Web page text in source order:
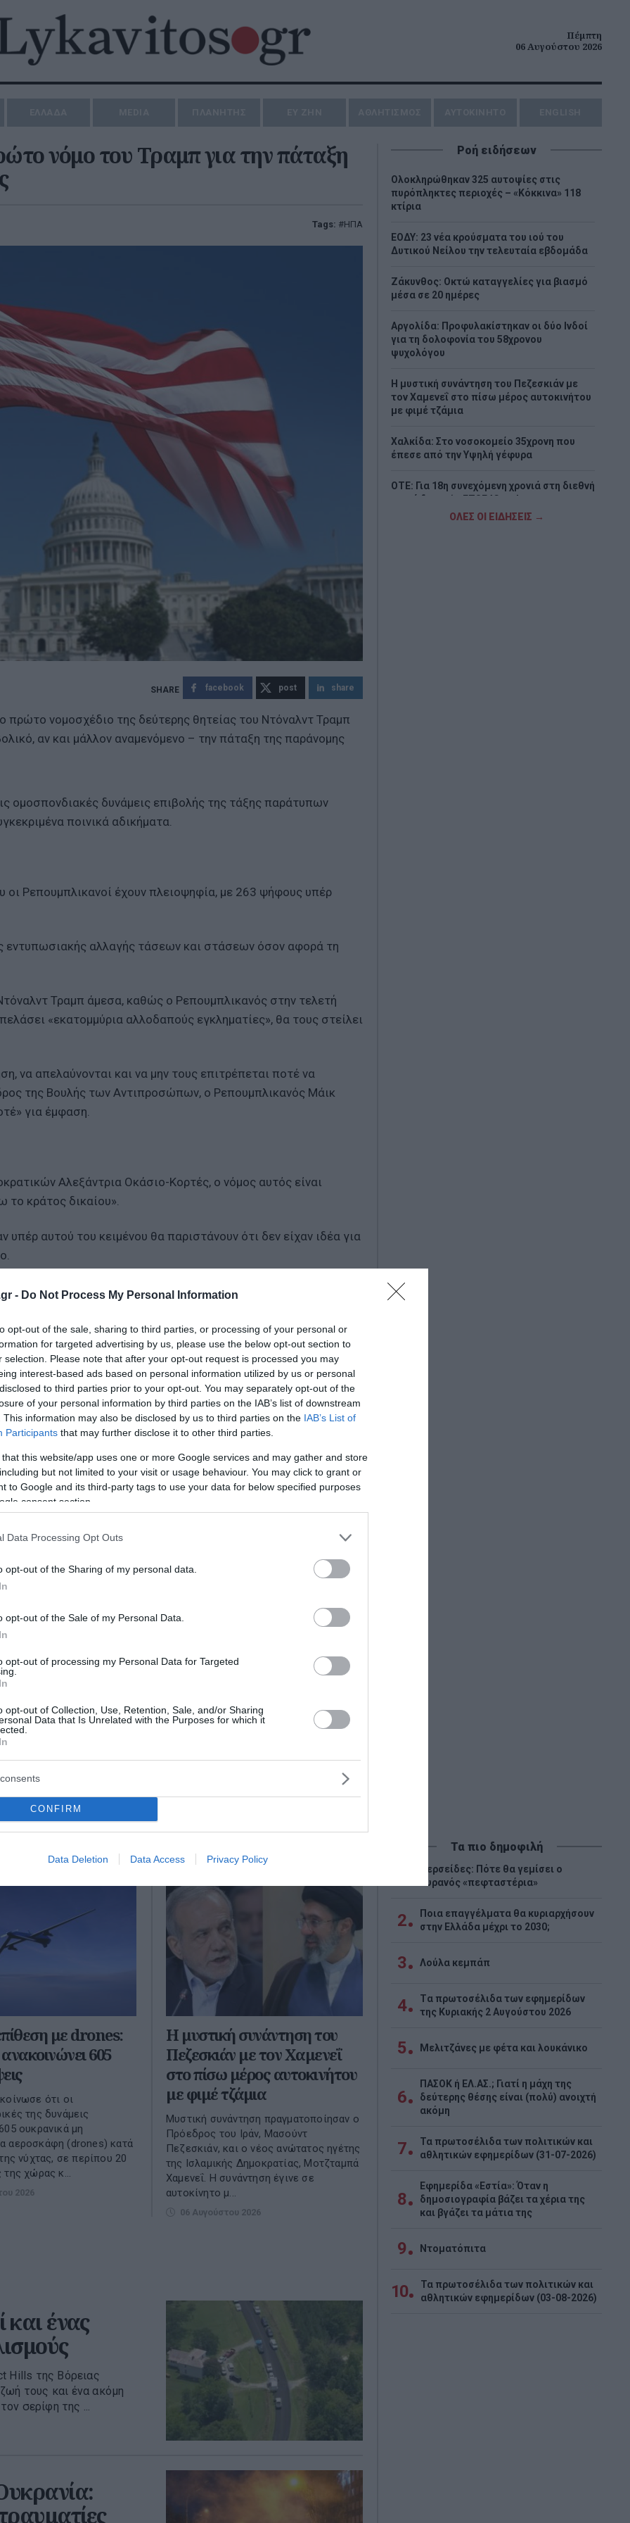
- Do Not Process My Personal Information
opt-out of the sale, sharing to third parties, or processing of your personal or
for targeted advertising by us, please use the below opt-out section to
selection. Please note that after your opt-out request is processed you may
interest-based ads based on personal information utilized by us or personal
to third parties prior to your opt-out. You may separately opt-out of the
of your personal information by third parties on the IAB’s list of downstream
This information may also be disclosed by us to third parties on the IAB’s List of
Participants that may further disclose it to other third parties.
that this website/app uses one or more Google services and may gather and store
but not limited to your visit or usage behaviour. You may click to grant or
to Google and its third-party tags to use your data for below specified purposes
consent section.
Data Processing Opt Outs
opt-out of the Sharing of my personal data.
opt-out of the Sale of my Personal Data.
opt-out of processing my Personal Data for Targeted
opt-out of Collection, Use, Retention, Sale, and/or Sharing
Data that Is Unrelated with the Purposes for which it
CONFIRM
Data Deletion Data Access Privacy Policy
Πέμπτη
06 Αυγούστου 2026
νόμο του Τραμπ για την πάταξη
Tags: ΗΠΑ
facebook post share
πρώτο νομοσχέδιο της δεύτερης θητείας του Ντόναλντ Τραμπ
αν και μάλλον αναμενόμενο – την πάταξη της παράνομης
ομοσπονδιακές δυνάμεις επιβολής της τάξης παράτυπων
ποινικά αδικήματα.
Ρεπουμπλικανοί έχουν πλειοψηφία, με 263 ψήφους υπέρ
εντυπωσιακής αλλαγής τάσεων και στάσεων όσον αφορά τη
Τραμπ άμεσα, καθώς ο Ρεπουμπλικανός στην τελετή
«εκατομμύρια αλλοδαπούς εγκληματίες», θα τους στείλει
να απελαύνονται και να μην τους επιτρέπεται ποτέ να
της Βουλής των Αντιπροσώπων, ο Ρεπουμπλικανός Μάικ
για έμφαση.
Αλεξάντρια Οκάσιο-Κορτές, ο νόμος αυτός είναι
το κράτος δικαίου».
αυτού του κειμένου θα παριστάνουν ότι δεν είχαν ιδέα για
του, προβλέποντας πως θα απαιτηθούν δαπάνες 83 δισ.
οδηγήσει σε χάος», σχολίαζε προ ημερών η Δημοκρατική
22χρονης φοιτήτριας την οποία σκότωσε τον Φεβρουάριο
τη Βενεζουέλα.
από τον φόνο αυτό για κλοπή. Καταδικάστηκε να εκτίσει ποινή
ποινής.
στη χώρα και την εκμεταλλεύτηκαν όσο περισσότερο
ενοχοποιώντας την κατ’ αυτούς υπερβολικά
προς τον έλεγχο των συνόρων.
να ζητήσει «συγγνώμη» από την οικογένεια του θύματος.
χάθηκαν στις μάχες του Κουρσκ
στρέμματα το μέτωπο, 30.000 εκκενώσεις (βίντεο)
επικεφαλής αλυσίδας φαστ-φουντ
Lykavitos.gr στο Google News
όλες τις ειδήσεις
Ροή ειδήσεων
Ολοκληρώθηκαν 325 αυτοψίες στις
πυρόπληκτες περιοχές – «Κόκκινα» 118
κτίρια
ΕΟΔΥ: 23 νέα κρούσματα του ιού του
Δυτικού Νείλου την τελευταία εβδομάδα
Ζάκυνθος: Οκτώ καταγγελίες για βιασμό
μέσα σε 20 ημέρες
Αργολίδα: Προφυλακίστηκαν οι δύο Ινδοί
για τη δολοφονία του 58χρονου
ψυχολόγου
Η μυστική συνάντηση του Πεζεσκιάν με
τον Χαμενεΐ στο πίσω μέρος αυτοκινήτου
με φιμέ τζάμια
Χαλκίδα: Στο νοσοκομείο 35χρονη που
έπεσε από την Υψηλή γέφυρα
ΟΤΕ: Για 18η συνεχόμενη χρονιά στη διεθνή
σειρά δεικτών FTSE4Good
ΟΛΕΣ ΟΙ ΕΙΔΗΣΕΙΣ →
με drones:
605
ότι οι
της δυνάμεις
ουκρανικά μη
αεροσκάφη (drones) κατά
νύχτας, σε περίπου 20
της χώρας κ...
2026
Η μυστική συνάντηση του
Πεζεσκιάν με τον Χαμενεΐ
στο πίσω μέρος αυτοκινήτου
με φιμέ τζάμια
Μυστική συνάντηση πραγματοποίησαν ο
Πρόεδρος του Ιράν, Μασούντ
Πεζεσκιάν, και ο νέος ανώτατος ηγέτης
της Ισλαμικής Δημοκρατίας, Μοτζταμπά
Χαμενεΐ. Η συνάντηση έγινε σε
αυτοκίνητο μ...
06 Αυγούστου 2026
και ένας
Hills της Βόρειας
τους και ένα ακόμη
σερίφη της ...
Τα πιο δημοφιλή
Περσείδες: Πότε θα γεμίσει ο
ουρανός «πεφταστέρια»
2
Ποια επαγγέλματα θα κυριαρχήσουν
στην Ελλάδα μέχρι το 2030;
3 Λούλα κεμπάπ
4
Tα πρωτοσέλιδα των εφημερίδων
της Κυριακής 2 Αυγούστου 2026
5 Μελιτζάνες με φέτα και λουκάνικο
6
ΠΑΣΟΚ ή ΕΛ.ΑΣ.; Γιατί η μάχη της
δεύτερης θέσης είναι (πολύ) ανοιχτή
ακόμη
7
Τα πρωτοσέλιδα των πολιτικών και
αθλητικών εφημερίδων (31-07-2026)
8
Εφημερίδα «Εστία»: Όταν η
δημοσιογραφία βάζει τα χέρια της
και βγάζει τα μάτια της
9 Ντοματόπιτα
10
Τα πρωτοσέλιδα των πολιτικών και
αθλητικών εφημερίδων (03-08-2026)